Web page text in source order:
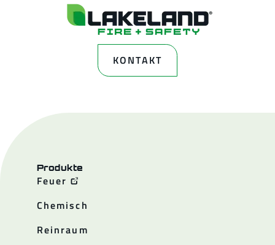
KONTAKT
Produkte
Feuer
Chemisch
Reinraum